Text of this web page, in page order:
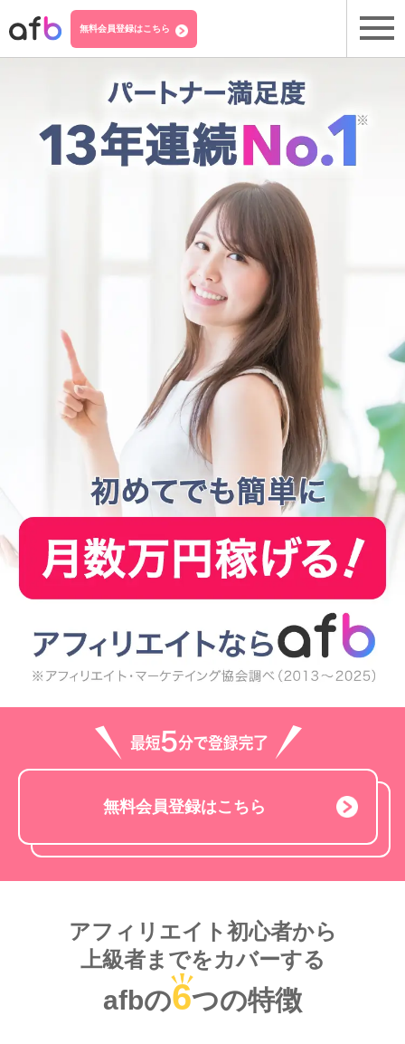
無料会員登録はこちら
無料会員登録はこちら
アフィリエイト初心者から
上級者までをカバーする
afbの6つの特徴